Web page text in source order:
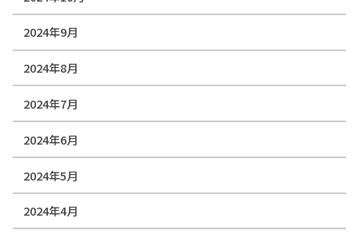
2024年9月
2024年8月
2024年7月
2024年6月
2024年5月
2024年4月